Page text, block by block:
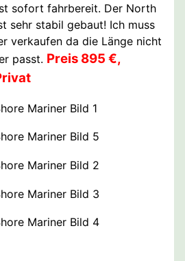
sofort fahrbereit. Der North
sehr stabil gebaut! Ich muss
verkaufen da die Länge nicht
passt. Preis 895 €,